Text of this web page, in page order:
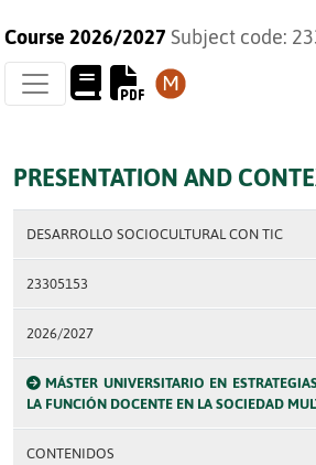
Course 2026/2027 Subject code:
PRESENTATION AND
DESARROLLO SOCIOCULTURAL CON TIC
23305153
2026/2027
MÁSTER UNIVERSITARIO EN
LA FUNCIÓN DOCENTE EN LA SOCIEDAD
CONTENIDOS